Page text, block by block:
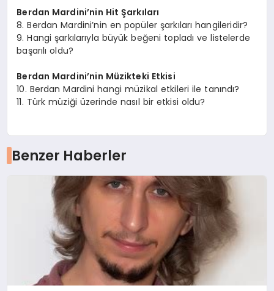
Berdan Mardini’nin Hit Şarkıları
8. Berdan Mardini’nin en popüler şarkıları hangileridir?
9. Hangi şarkılarıyla büyük beğeni topladı ve listelerde
başarılı oldu?
Berdan Mardini’nin Müzikteki Etkisi
10. Berdan Mardini hangi müzikal etkileri ile tanındı?
11. Türk müziği üzerinde nasıl bir etkisi oldu?
Benzer Haberler